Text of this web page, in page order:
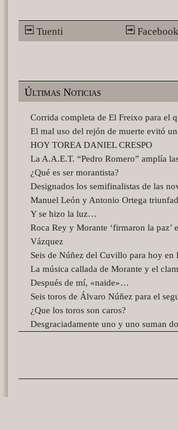
Tuenti Facebook
Últimas Noticias
Corrida completa de El Freixo para el
El mal uso del rejón de muerte evitó
HOY TOREA DANIEL CRESPO
La A.A.E.T. “Pedro Romero” amplía
¿Qué es ser morantista?
Designados los semifinalistas de las
Manuel León y Antonio Ortega
Y se hizo la luz…
Roca Rey y Morante ‘firmaron la paz’
Vázquez
Seis de Núñez del Cuvillo para hoy en
La música callada de Morante y el
Después de mí, «naide»…
Seis toros de Álvaro Núñez para el
¿Que los toros son caros?
Desgraciadamente uno y uno suman